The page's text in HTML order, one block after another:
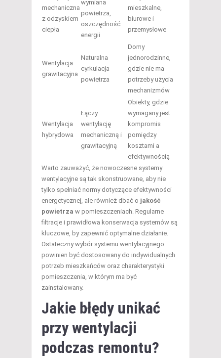
mechaniczna
z odzyskiem
ciepła
wymiana
powietrza,
oszczędność
energii
mieszkalne,
biurowe i
przemysłowe
Wentylacja
grawitacyjna
Naturalna
cyrkulacja
powietrza
Domy
jednorodzinne,
gdzie nie ma
potrzeby użycia
mechanizmów
Wentylacja
hybrydowa
Łączy
wentylację
mechaniczną i
grawitacyjną
Obiekty, gdzie
wymagany jest
kompromis
pomiędzy
kosztami a
efektywnością
Warto zauważyć, że nowoczesne systemy
wentylacyjne są tak skonstruowane, aby nie
tylko spełniać normy dotyczące efektywności
energetycznej, ale również dbać o jakość
powietrza w pomieszczeniach. Regularne
filtracje i prawidłowa konserwacja systemów są
kluczowe, by zapewnić optymalne działanie.
Ostateczny wybór systemu wentylacyjnego
powinien być dostosowany do indywidualnych
potrzeb mieszkańców oraz charakterystyki
pomieszczenia, w którym ma być
zainstalowany.
Jakie błędy unikać
przy wentylacji
podczas remontu?